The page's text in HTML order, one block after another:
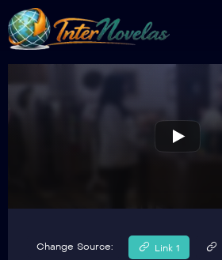
Change Source: Link 1
MREP41
Mi Rival Capítulo 41
Mi Rival Capítulo 43
Mi Rival Capítulo 44
MREP45